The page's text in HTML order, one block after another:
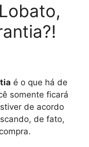
é o que há de
somente ficará
de acordo
de fato,